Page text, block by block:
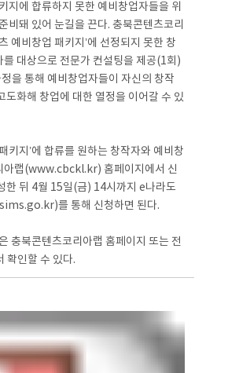
지에 합류하지 못한 예비창업자들을 위
비돼 있어 눈길을 끈다. 충북콘텐츠코리
예비창업 패키지’에 선정되지 못한 창
대상으로 전문가 컨설팅을 제공(1회)
을 통해 예비창업자들이 자신의 창작
도화해 창업에 대한 열정을 이어갈 수 있
키지’에 합류를 원하는 창작자와 예비창
아랩(www.cbckl.kr) 홈페이지에서 신
한 뒤 4월 15일(금) 14시까지 e나라도
를 통해 신청하면 된다.
충북콘텐츠코리아랩 홈페이지 또는 전
인할 수 있다.